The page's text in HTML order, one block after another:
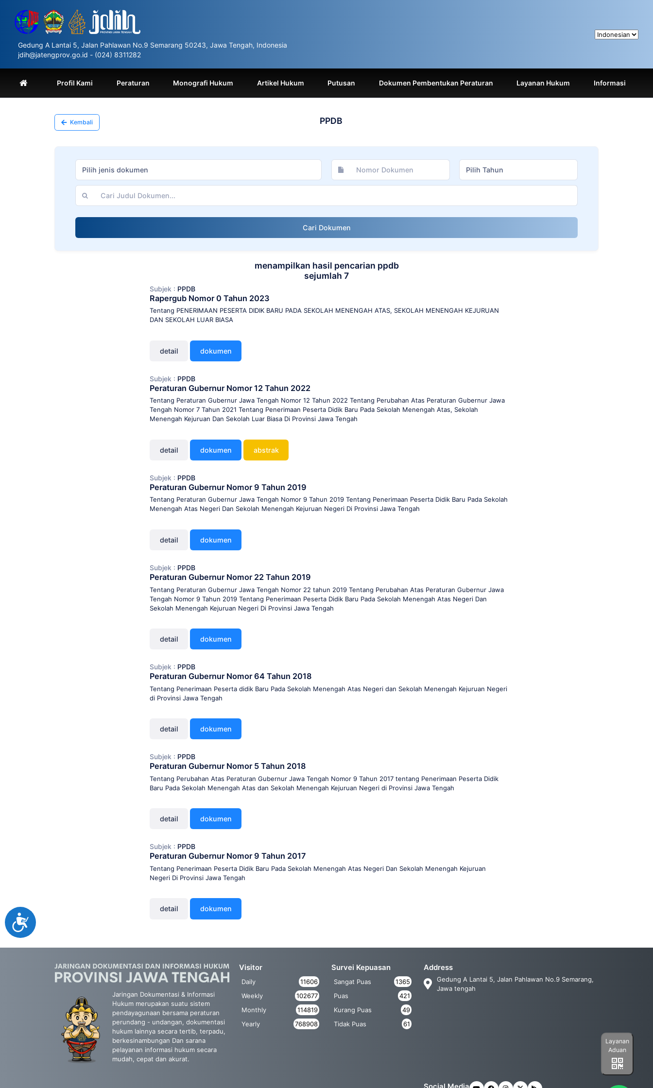
website
includes
accessibility
system.
Control-
F11
Accessibility
Gedung A Lantai 5, Jalan Pahlawan No.9 Semarang 50243, Jawa Tengah, Indonesia
jdih@jatengprov.go.id - (024) 8311282
Profil Kami Peraturan Monografi Hukum Artikel Hukum Putusan Dokumen Pembentukan Peraturan Layanan Hukum Informasi
Kembali PPDB
Pilih jenis dokumen Pilih Tahun
Cari Dokumen
menampilkan hasil pencarian ppdb
sejumlah 7
Subjek : PPDB
Rapergub Nomor 0 Tahun 2023
Tentang PENERIMAAN PESERTA DIDIK BARU PADA SEKOLAH MENENGAH ATAS, SEKOLAH MENENGAH KEJURUAN
DAN SEKOLAH LUAR BIASA
detail dokumen
Subjek : PPDB
Peraturan Gubernur Nomor 12 Tahun 2022
Tentang Peraturan Gubernur Jawa Tengah Nomor 12 Tahun 2022 Tentang Perubahan Atas Peraturan Gubernur Jawa
Tengah Nomor 7 Tahun 2021 Tentang Penerimaan Peserta Didik Baru Pada Sekolah Menengah Atas, Sekolah
Menengah Kejuruan Dan Sekolah Luar Biasa Di Provinsi Jawa Tengah
detail dokumen abstrak
Subjek : PPDB
Peraturan Gubernur Nomor 9 Tahun 2019
Tentang Peraturan Gubernur Jawa Tengah Nomor 9 Tahun 2019 Tentang Penerimaan Peserta Didik Baru Pada Sekolah
Menengah Atas Negeri Dan Sekolah Menengah Kejuruan Negeri Di Provinsi Jawa Tengah
detail dokumen
Subjek : PPDB
Peraturan Gubernur Nomor 22 Tahun 2019
Tentang Peraturan Gubernur Jawa Tengah Nomor 22 tahun 2019 Tentang Perubahan Atas Peraturan Gubernur Jawa
Tengah Nomor 9 Tahun 2019 Tentang Penerimaan Peserta Didik Baru Pada Sekolah Menengah Atas Negeri Dan
Sekolah Menengah Kejuruan Negeri Di Provinsi Jawa Tengah
detail dokumen
Subjek : PPDB
Peraturan Gubernur Nomor 64 Tahun 2018
Tentang Penerimaan Peserta didik Baru Pada Sekolah Menengah Atas Negeri dan Sekolah Menengah Kejuruan Negeri
di Provinsi Jawa Tengah
detail dokumen
Subjek : PPDB
Peraturan Gubernur Nomor 5 Tahun 2018
Tentang Perubahan Atas Peraturan Gubernur Jawa Tengah Nomor 9 Tahun 2017 tentang Penerimaan Peserta Didik
Baru Pada Sekolah Menengah Atas dan Sekolah Menengah Kejuruan Negeri di Provinsi Jawa Tengah
detail dokumen
Subjek : PPDB
Peraturan Gubernur Nomor 9 Tahun 2017
Tentang Penerimaan Peserta Didik Baru Pada Sekolah Menengah Atas Negeri Dan Sekolah Menengah Kejuruan
Negeri Di Provinsi Jawa Tengah
detail dokumen
Jaringan Dokumentasi & Informasi
Hukum merupakan suatu sistem
pendayagunaan bersama peraturan
perundang - undangan, dokumentasi
hukum lainnya secara tertib, terpadu,
berkesinambungan Dan sarana
pelayanan informasi hukum secara
mudah, cepat dan akurat.
Visitor
Daily
11606
Weekly
102677
Monthly
114819
Yearly
768908
Survei Kepuasan
Sangat Puas
1365
Puas
421
Kurang Puas
49
Tidak Puas
61
Address
Gedung A Lantai 5, Jalan Pahlawan No.9 Semarang,
Jawa tengah
Layanan
Aduan